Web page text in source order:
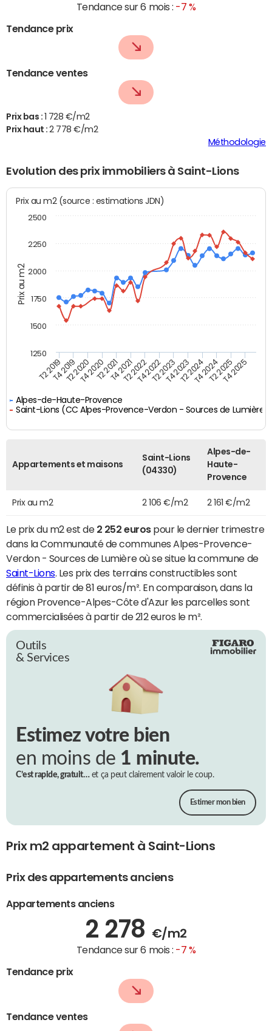
Tendance sur 6 mois : -7 %
Tendance prix
Tendance ventes
Prix bas :
1 728 €/m2
Prix haut :2 778 €/m2
Méthodologie
Evolution des prix immobiliers à Saint-Lions
Prix au m2
Prix au m2 (source : estimations JDN)
Alpes-de-Haute-Provence
Saint-Lions (CC Alpes-Provence-Verdon - Sources de Lumière)
T2 2019T4 2019T2 2020T4 2020T2 2021T4 2021T2 2022T4 2022T2 2023T4 2023T2 2024T4 2024T2 2025T4 2025
1250
1500
1750
2000
2250
2500
Appartements et maisons
Saint-Lions
(04330)
Alpes-de-
Haute-
Provence
Prix au m2 2 106 €/m2 2 161 €/m2
Le prix du m2 est de 2 252 eurospour le dernier trimestre
dans la Communauté de communes Alpes-Provence-
Verdon - Sources de Lumière où se situe la commune de
Saint-Lions. Les prix des terrains constructibles sont
définis à partir de 81 euros/m². En comparaison, dans la
région Provence-Alpes-Côte d'Azur les parcelles sont
commercialisées à partir de 212 euros le m².
Outils
& Services
Estimez votre bien
en moins de 1 minute.
C’est rapide, gratuit…et ça peut clairement valoir le coup.
Estimer mon bien
Prix m2 appartement à Saint-Lions
Prix des appartements anciens
Appartements anciens
2 278 €/m2
Tendance sur 6 mois : -7 %
Tendance prix
Tendance ventes